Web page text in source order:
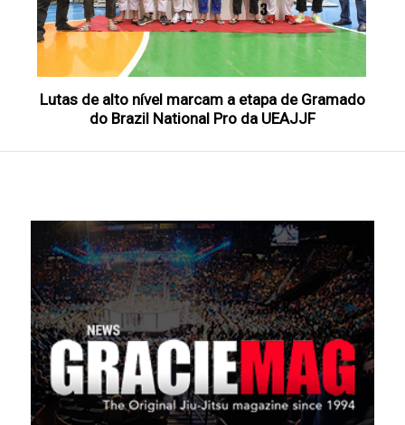
​Lutas de alto nível marcam a etapa de Gramado
do Brazil National Pro da UEAJJF